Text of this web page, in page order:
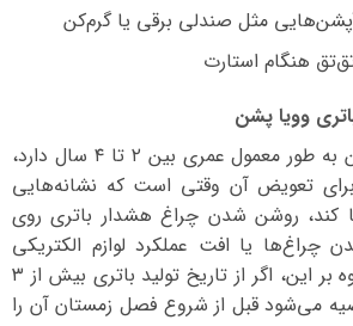
آپشن‌هایی مثل صندلی برقی یا گرم‌کن
هنگام استارت
وویا پشن
باتری خودرو وویا پشن به طور معمول عمری بین ۲ تا ۴ سال دارد،
برای تعویض آن وقتی است که نشانه‌هایی
کند، روشن شدن چراغ هشدار باتری روی
چراغ‌ها یا افت عملکرد لوازم الکتریکی
خودرو ظاهر شود. علاوه بر این، اگر از تاریخ تولید باتری بیش از ۳
می‌شود قبل از شروع فصل زمستان آن را